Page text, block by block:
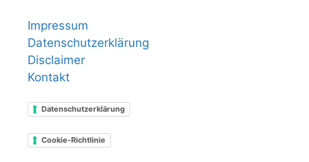
Impressum
Datenschutzerklärung
Disclaimer
Kontakt
Datenschutzerklärung
Cookie-Richtlinie